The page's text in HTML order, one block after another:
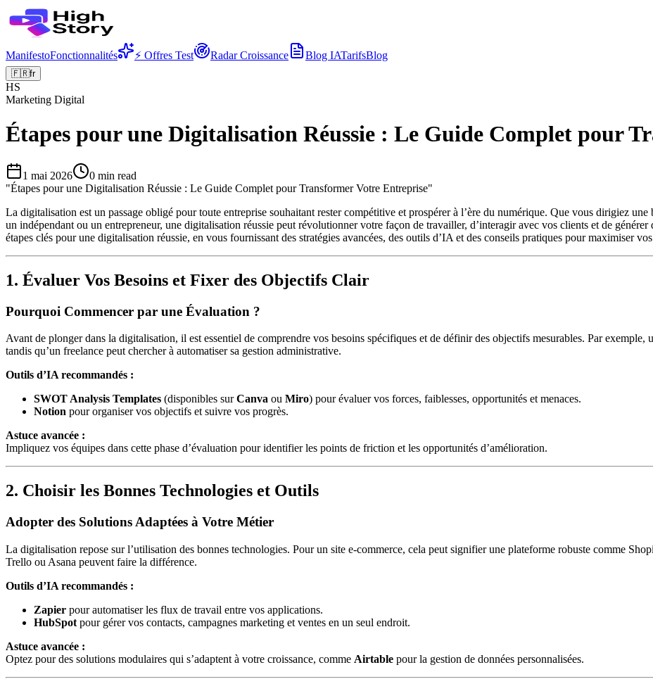
ManifestoFonctionnalités ⚡ Offres Test Radar Croissance Blog IATarifsBlog
🇫🇷fr
HS
Marketing Digital
Étapes pour une Digitalisation Réussie : Le Guide Complet pour
1 mai 2026 0 min read
"Étapes pour une Digitalisation Réussie : Le Guide Complet pour Transformer Votre Entreprise"
La digitalisation est un passage obligé pour toute entreprise souhaitant rester compétitive et prospérer à l’ère du numérique. Que vous dirigiez
un indépendant ou un entrepreneur, une digitalisation réussie peut révolutionner votre façon de travailler, d’interagir avec vos clients et de
étapes clés pour une digitalisation réussie, en vous fournissant des stratégies avancées, des outils d’IA et des conseils pratiques pour maximiser
1. Évaluer Vos Besoins et Fixer des Objectifs Clair
Pourquoi Commencer par une Évaluation ?
Avant de plonger dans la digitalisation, il est essentiel de comprendre vos besoins spécifiques et de définir des objectifs mesurables. Par
tandis qu’un freelance peut chercher à automatiser sa gestion administrative.
Outils d’IA recommandés :
SWOT Analysis Templates (disponibles surCanva ou Miro) pour évaluer vos forces, faiblesses, opportunités et menaces.
Notion pour organiser vos objectifs et suivre vos progrès.
Astuce avancée :
Impliquez vos équipes dans cette phase d’évaluation pour identifier les points de friction et les opportunités d’amélioration.
2. Choisir les Bonnes Technologies et Outils
Adopter des Solutions Adaptées à Votre Métier
La digitalisation repose sur l’utilisation des bonnes technologies. Pour un site e-commerce, cela peut signifier une plateforme robuste comme
Trello ou Asana peuvent faire la différence.
Outils d’IA recommandés :
Zapier pour automatiser les flux de travail entre vos applications.
HubSpot pour gérer vos contacts, campagnes marketing et ventes en un seul endroit.
Astuce avancée :
Optez pour des solutions modulaires qui s’adaptent à votre croissance, comme Airtable pour la gestion de données personnalisées.